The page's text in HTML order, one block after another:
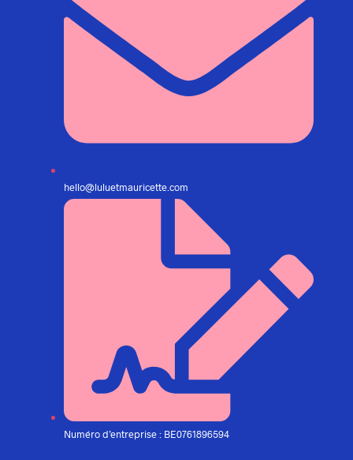
hello@luluetmauricette.com
Numéro d’entreprise : BE0761896594